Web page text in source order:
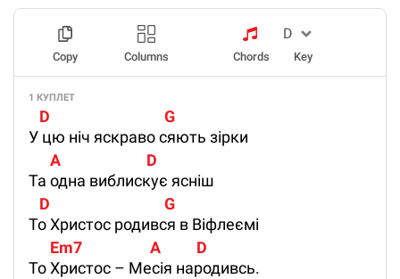
Copy Columns Chords Key
1 КУПЛЕТ
   D                                G
У цю ніч яскраво сяють зірки
      A                        D
Та одна виблискує ясніш
   D                                G
То Христос родився в Віфлеємі
      Em7                   A          D
То Христос – Месія народивсь.